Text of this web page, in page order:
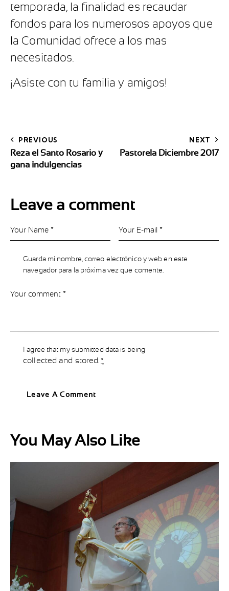
temporada, la finalidad es recaudar
fondos para los numerosos apoyos que
la Comunidad ofrece a los mas
necesitados.
¡Asiste con tu familia y amigos!
PREVIOUS
Reza el Santo Rosario y
gana indulgencias
NEXT
Pastorela Diciembre 2017
Leave a comment
Guarda mi nombre, correo electrónico y web en este
navegador para la próxima vez que comente.
I agree that my submitted data is being
collected and stored .*
You May Also Like